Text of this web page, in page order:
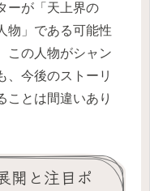
ーが「天上界の
物」である可能性
この人物がシャン
、今後のストーリ
ことは間違いあり
開と注目ポ